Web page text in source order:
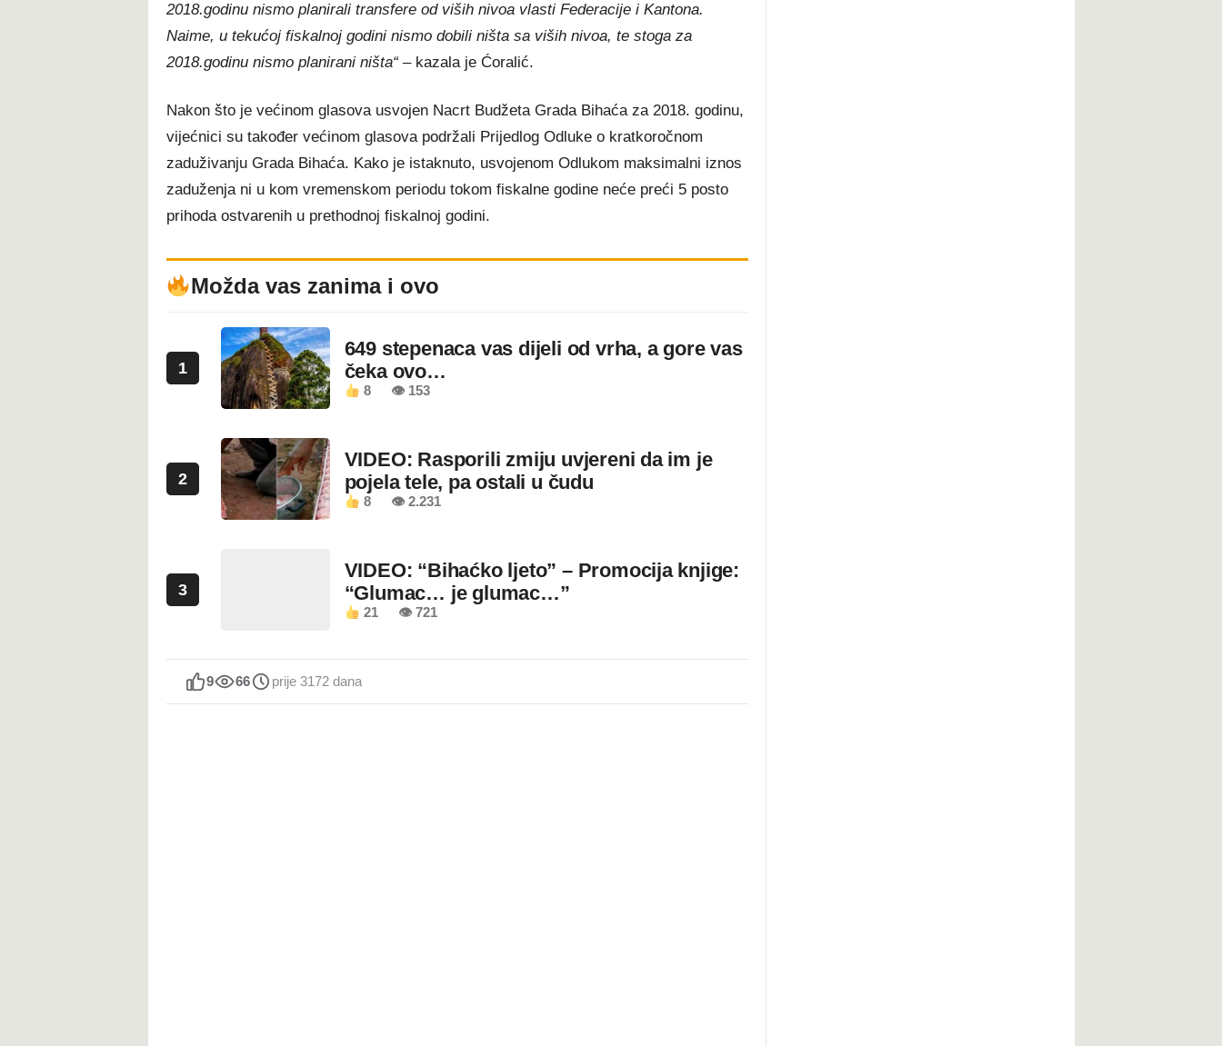
2018.godinu nismo planirali transfere od viših nivoa vlasti Federacije i Kantona.
Naime, u tekućoj fiskalnoj godini nismo dobili ništa sa viših nivoa, te stoga za
2018.godinu nismo planirani ništa“ – kazala je Ćoralić.
Nakon što je većinom glasova usvojen Nacrt Budžeta Grada Bihaća za 2018. godinu,
vijećnici su također većinom glasova podržali Prijedlog Odluke o kratkoročnom
zaduživanju Grada Bihaća. Kako je istaknuto, usvojenom Odlukom maksimalni iznos
zaduženja ni u kom vremenskom periodu tokom fiskalne godine neće preći 5 posto
prihoda ostvarenih u prethodnoj fiskalnoj godini.
Možda vas zanima i ovo
1
649 stepenaca vas dijeli od vrha, a gore vas
čeka ovo…
8 👁 153
2
VIDEO: Rasporili zmiju uvjereni da im je
pojela tele, pa ostali u čudu
8 👁 2.231
3
VIDEO: “Bihaćko ljeto” – Promocija knjige:
“Glumac… je glumac…”
21 👁 721
9 66 prije 3172 dana